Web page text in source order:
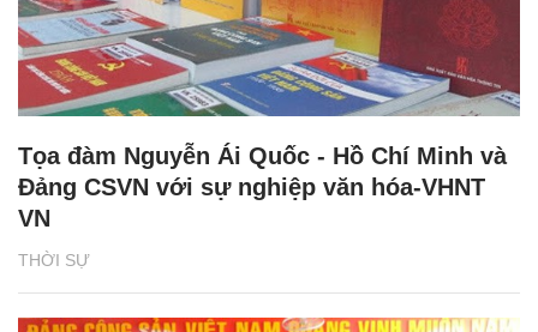
THỜI SỰ
Tọa đàm Nguyễn Ái Quốc - Hồ Chí Minh và
Đảng CSVN với sự nghiệp văn hóa-VHNT
VN